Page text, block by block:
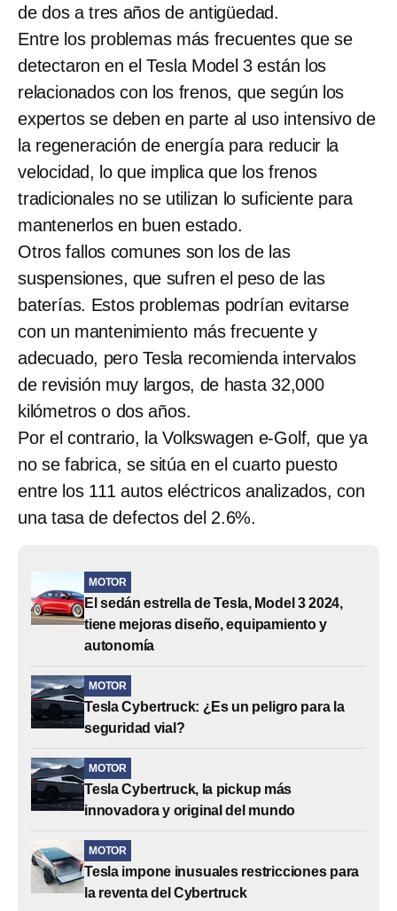
de dos a tres años de antigüedad.
Entre los problemas más frecuentes que se
detectaron en el Tesla Model 3 están los
relacionados con los frenos, que según los
expertos se deben en parte al uso intensivo de
la regeneración de energía para reducir la
velocidad, lo que implica que los frenos
tradicionales no se utilizan lo suficiente para
mantenerlos en buen estado.
Otros fallos comunes son los de las
suspensiones, que sufren el peso de las
baterías. Estos problemas podrían evitarse
con un mantenimiento más frecuente y
adecuado, pero Tesla recomienda intervalos
de revisión muy largos, de hasta 32,000
kilómetros o dos años.
Por el contrario, la Volkswagen e-Golf, que ya
no se fabrica, se sitúa en el cuarto puesto
entre los 111 autos eléctricos analizados, con
una tasa de defectos del 2.6%.
MOTOR
El sedán estrella de Tesla, Model 3 2024,
tiene mejoras diseño, equipamiento y
autonomía
MOTOR
Tesla Cybertruck: ¿Es un peligro para la
seguridad vial?
MOTOR
Tesla Cybertruck, la pickup más
innovadora y original del mundo
MOTOR
Tesla impone inusuales restricciones para
la reventa del Cybertruck